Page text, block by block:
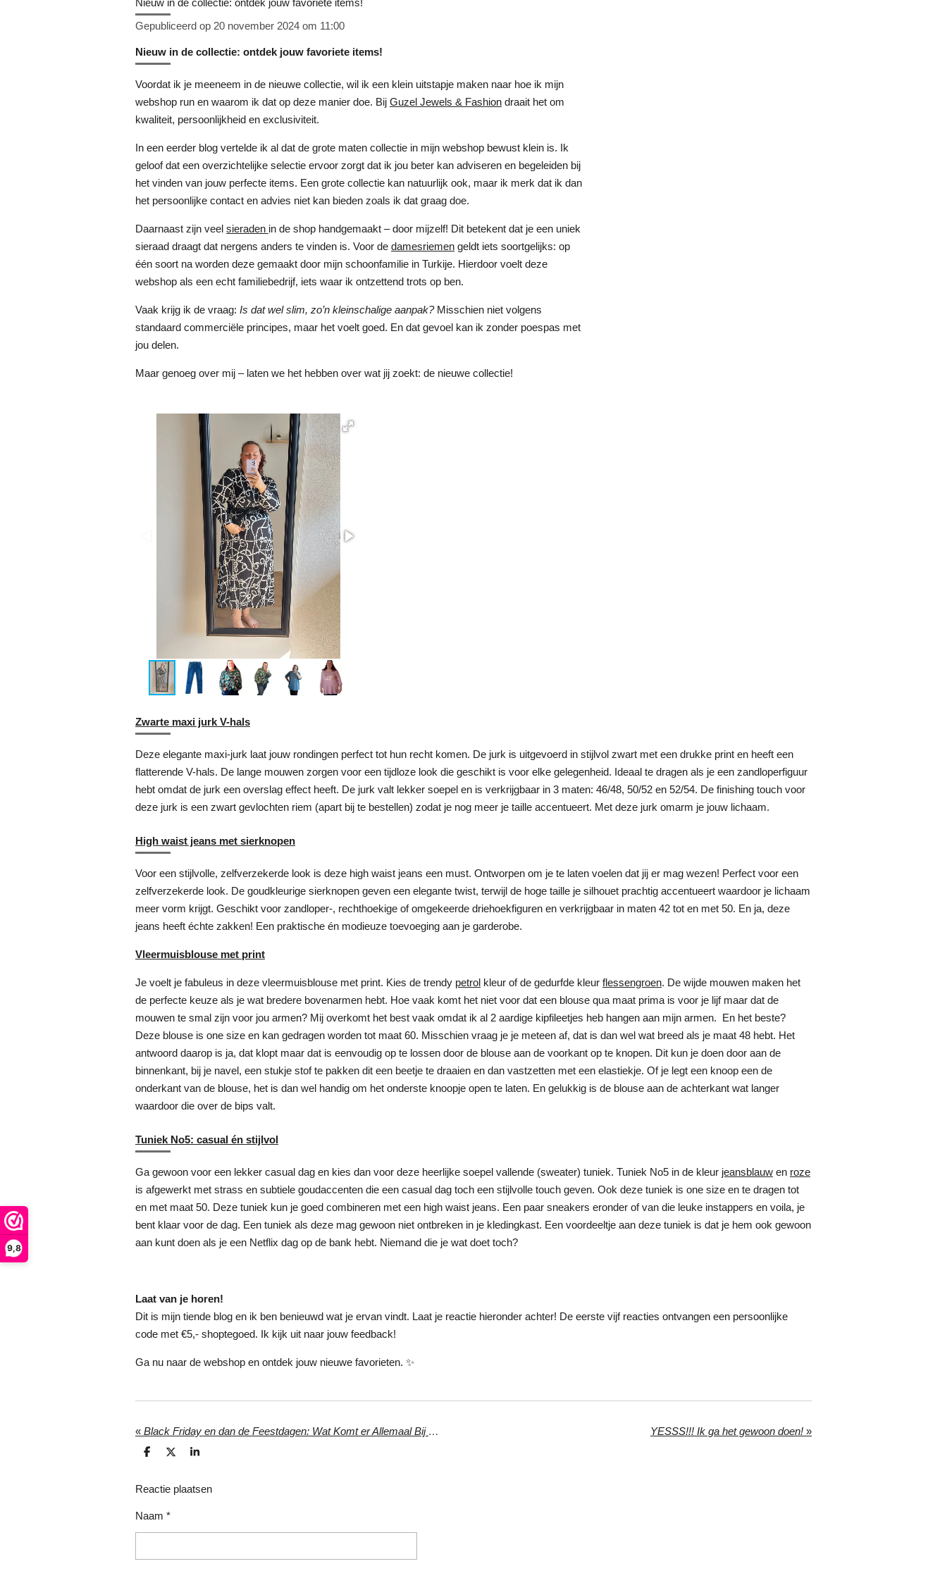
9,8
Nieuw in de collectie: ontdek jouw favoriete items!
Gepubliceerd op 20 november 2024 om 11:00
Nieuw in de collectie: ontdek jouw favoriete items!
Voordat ik je meeneem in de nieuwe collectie, wil ik een klein uitstapje maken naar hoe ik mijn
webshop run en waarom ik dat op deze manier doe. Bij Guzel Jewels & Fashion draait het om
kwaliteit, persoonlijkheid en exclusiviteit.
In een eerder blog vertelde ik al dat de grote maten collectie in mijn webshop bewust klein is. Ik
geloof dat een overzichtelijke selectie ervoor zorgt dat ik jou beter kan adviseren en begeleiden bij
het vinden van jouw perfecte items. Een grote collectie kan natuurlijk ook, maar ik merk dat ik dan
het persoonlijke contact en advies niet kan bieden zoals ik dat graag doe.
Daarnaast zijn veel sieraden in de shop handgemaakt – door mijzelf! Dit betekent dat je een uniek
sieraad draagt dat nergens anders te vinden is. Voor de damesriemen geldt iets soortgelijks: op
één soort na worden deze gemaakt door mijn schoonfamilie in Turkije. Hierdoor voelt deze
webshop als een echt familiebedrijf, iets waar ik ontzettend trots op ben.
Vaak krijg ik de vraag: Is dat wel slim, zo’n kleinschalige aanpak?Misschien niet volgens
standaard commerciële principes, maar het voelt goed. En dat gevoel kan ik zonder poespas met
jou delen.
Maar genoeg over mij – laten we het hebben over wat jij zoekt: de nieuwe collectie!
Zwarte maxi jurk V-hals
Deze elegante maxi-jurk laat jouw rondingen perfect tot hun recht komen. De jurk is uitgevoerd in stijlvol zwart met een drukke print en heeft een
flatterende V-hals. De lange mouwen zorgen voor een tijdloze look die geschikt is voor elke gelegenheid. Ideaal te dragen als je een zandloperfiguur
hebt omdat de jurk een overslag effect heeft. De jurk valt lekker soepel en is verkrijgbaar in 3 maten: 46/48, 50/52 en 52/54. De finishing touch voor
deze jurk is een zwart gevlochten riem (apart bij te bestellen) zodat je nog meer je taille accentueert. Met deze jurk omarm je jouw lichaam.
High waist jeans met sierknopen
Voor een stijlvolle, zelfverzekerde look is deze high waist jeans een must. Ontworpen om je te laten voelen dat jij er mag wezen! Perfect voor een
zelfverzekerde look. De goudkleurige sierknopen geven een elegante twist, terwijl de hoge taille je silhouet prachtig accentueert waardoor je lichaam
meer vorm krijgt. Geschikt voor zandloper-, rechthoekige of omgekeerde driehoekfiguren en verkrijgbaar in maten 42 tot en met 50. En ja, deze
jeans heeft échte zakken! Een praktische én modieuze toevoeging aan je garderobe.
Vleermuisblouse met print
Je voelt je fabuleus in deze vleermuisblouse met print. Kies de trendy petrol kleur of de gedurfde kleur flessengroen. De wijde mouwen maken het
de perfecte keuze als je wat bredere bovenarmen hebt. Hoe vaak komt het niet voor dat een blouse qua maat prima is voor je lijf maar dat de
mouwen te smal zijn voor jou armen? Mij overkomt het best vaak omdat ik al 2 aardige kipfileetjes heb hangen aan mijn armen. En het beste?
Deze blouse is one size en kan gedragen worden tot maat 60. Misschien vraag je je meteen af, dat is dan wel wat breed als je maat 48 hebt. Het
antwoord daarop is ja, dat klopt maar dat is eenvoudig op te lossen door de blouse aan de voorkant op te knopen. Dit kun je doen door aan de
binnenkant, bij je navel, een stukje stof te pakken dit een beetje te draaien en dan vastzetten met een elastiekje. Of je legt een knoop een de
onderkant van de blouse, het is dan wel handig om het onderste knoopje open te laten. En gelukkig is de blouse aan de achterkant wat langer
waardoor die over de bips valt.
Tuniek No5: casual én stijlvol
Ga gewoon voor een lekker casual dag en kies dan voor deze heerlijke soepel vallende (sweater) tuniek. Tuniek No5 in de kleur jeansblauw en roze
is afgewerkt met strass en subtiele goudaccenten die een casual dag toch een stijlvolle touch geven. Ook deze tuniek is one size en te dragen tot
en met maat 50. Deze tuniek kun je goed combineren met een high waist jeans. Een paar sneakers eronder of van die leuke instappers en voila, je
bent klaar voor de dag. Een tuniek als deze mag gewoon niet ontbreken in je kledingkast. Een voordeeltje aan deze tuniek is dat je hem ook gewoon
aan kunt doen als je een Netflix dag op de bank hebt. Niemand die je wat doet toch?
Laat van je horen!
Dit is mijn tiende blog en ik ben benieuwd wat je ervan vindt. Laat je reactie hieronder achter! De eerste vijf reacties ontvangen een persoonlijke
code met €5,- shoptegoed. Ik kijk uit naar jouw feedback!
Ga nu naar de webshop en ontdek jouw nieuwe favorieten. ✨
« Black Friday en dan de Feestdagen: Wat Komt er Allemaal Bij Kijken? YESSS!!! Ik ga het gewoon doen! »
D
e
D
l
S
r
Reactie plaatsen
Naam *